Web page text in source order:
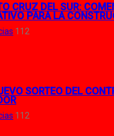
CRUZ DEL SUR:
PARA LA
112
SORTEO DEL
112